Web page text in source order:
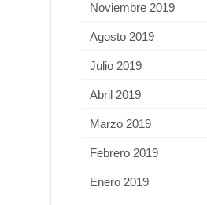
Noviembre 2019
Agosto 2019
Julio 2019
Abril 2019
Marzo 2019
Febrero 2019
Enero 2019